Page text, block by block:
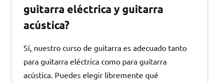
guitarra eléctrica y guitarra
acústica?
Sí, nuestro curso de guitarra es adecuado tanto
para guitarra eléctrica como para guitarra
acústica. Puedes elegir libremente qué